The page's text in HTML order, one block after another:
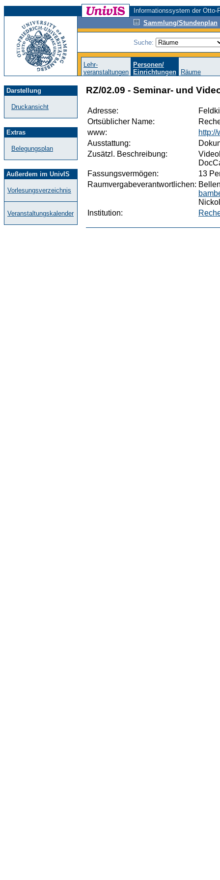
Informationssystem der
Sammlung/Stundenplan
Suche:
Lehr-
veranstaltungen
Personen/
Einrichtungen
Räume
Darstellung
Druckansicht
Extras
Belegungsplan
Außerdem im UnivIS
Vorlesungsverzeichnis
Veranstaltungskalender
RZ/02.09 - Seminar- und
Adresse:
Ortsüblicher Name:
www:
Ausstattung:
Zusätzl. Beschreibung:
Fassungsvermögen:
13
Raumvergabeverantwortlichen:
Institution: